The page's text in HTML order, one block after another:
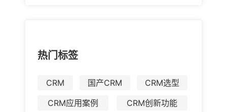
热门标签
CRM 国产CRM
CRM选型
CRM应用案例
CRM创新功能